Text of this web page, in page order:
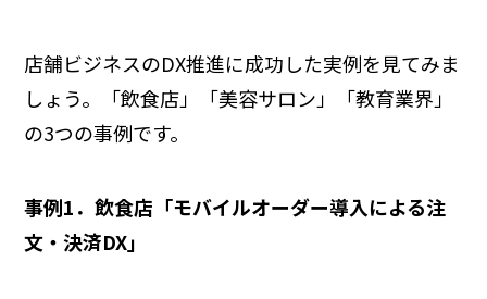
店舗ビジネスのDX推進に成功した実例を見てみま
しょう。「飲食店」「美容サロン」「教育業界」
の3つの事例です。
事例1．飲食店「モバイルオーダー導入による注
文・決済DX」